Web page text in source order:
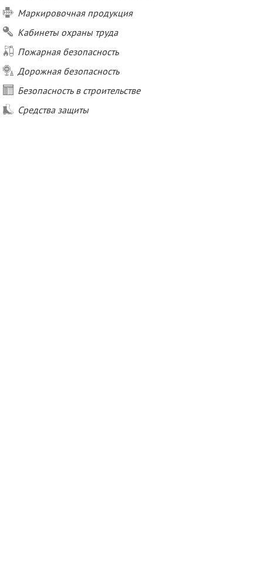
Маркировочная продукция
Кабинеты охраны труда
Пожарная безопасность
Дорожная безопасность
Безопасность в строительстве
Средства защиты